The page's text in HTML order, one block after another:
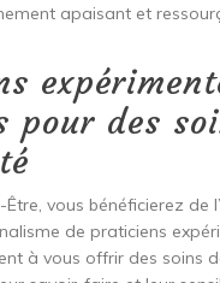
apaisant et
pour des
vous bénéficierez de
de praticiens
à vous offrir des soins